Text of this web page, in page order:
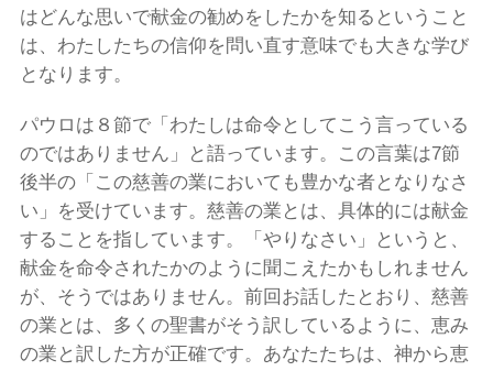
はどんな思いで献金の勧めをしたかを知るということ
は、わたしたちの信仰を問い直す意味でも大きな学び
となります。
パウロは８節で「わたしは命令としてこう言っている
のではありません」と語っています。この言葉は7節
後半の「この慈善の業においても豊かな者となりなさ
い」を受けています。慈善の業とは、具体的には献金
することを指しています。「やりなさい」というと、
献金を命令されたかのように聞こえたかもしれません
が、そうではありません。前回お話したとおり、慈善
の業とは、多くの聖書がそう訳しているように、恵み
の業と訳した方が正確です。あなたたちは、神から恵